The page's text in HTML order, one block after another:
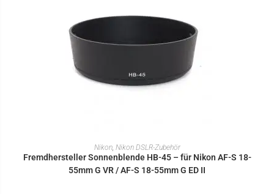
IN DEN WARENKORB
Nikon, Nikon DSLR-Zubehör
Fremdhersteller Sonnenblende HB-45 – für Nikon AF-S 18-
55mm G VR / AF-S 18-55mm G ED II